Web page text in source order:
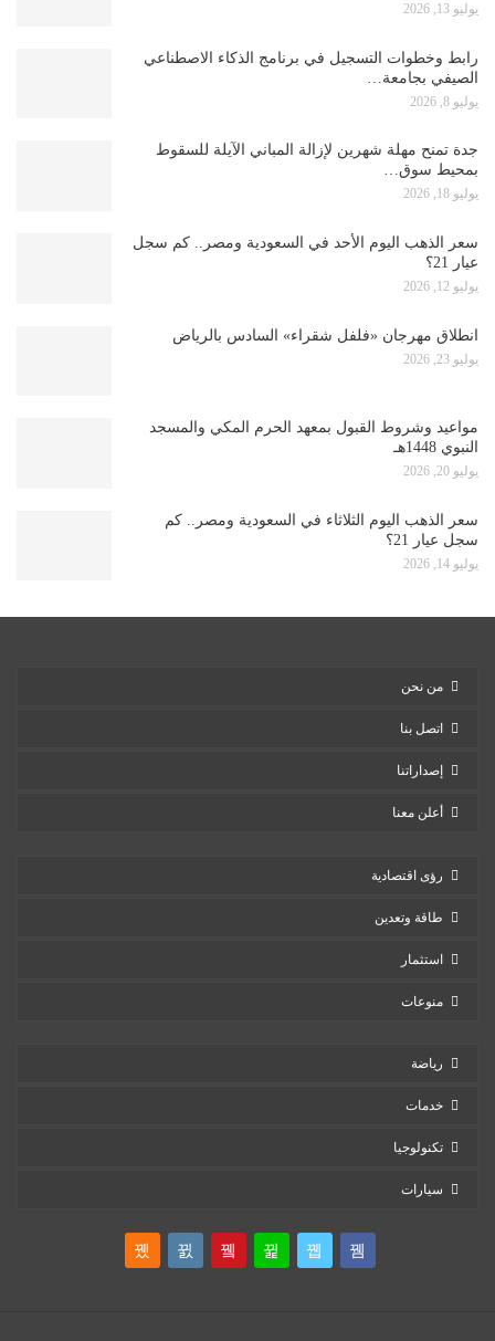
يوليو 13, 2026
رابط وخطوات التسجيل في برنامج الذكاء الاصطناعي
الصيفي بجامعة…
يوليو 8, 2026
جدة تمنح مهلة شهرين لإزالة المباني الآيلة للسقوط
بمحيط سوق…
يوليو 18, 2026
سعر الذهب اليوم الأحد في السعودية ومصر.. كم سجل
عيار 21؟
يوليو 12, 2026
انطلاق مهرجان «فلفل شقراء» السادس بالرياض
يوليو 23, 2026
مواعيد وشروط القبول بمعهد الحرم المكي والمسجد
النبوي 1448هـ
يوليو 20, 2026
سعر الذهب اليوم الثلاثاء في السعودية ومصر.. كم
سجل عيار 21؟
يوليو 14, 2026
من نحن
اتصل بنا
إصداراتنا
أعلن معنا
رؤى اقتصادية
طاقة وتعدين
استثمار
منوعات
رياضة
خدمات
تكنولوجيا
سيارات